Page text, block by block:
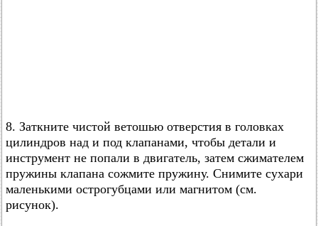
8. Заткните чистой ветошью отверстия в головках
цилиндров над и под клапанами, чтобы детали и
инструмент не попали в двигатель, затем сжимателем
пружины клапана сожмите пружину. Снимите сухари
маленькими острогубцами или магнитом (см.
рисунок).